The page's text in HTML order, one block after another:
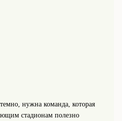
нужна команда, которая
стадионам полезно